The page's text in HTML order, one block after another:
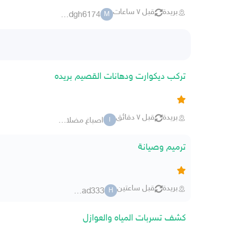
بريدة قبل ٧ ساعات M
m utrdgh6174
تركب ديكوارت ودهانات القصيم بريده
بريدة قبل ٧ دقائق ا اصباغ مضلات الدمام
ترميم وصيانة
بريدة قبل ساعتين H
hmad333
كشف تسربات المياه والعوازل